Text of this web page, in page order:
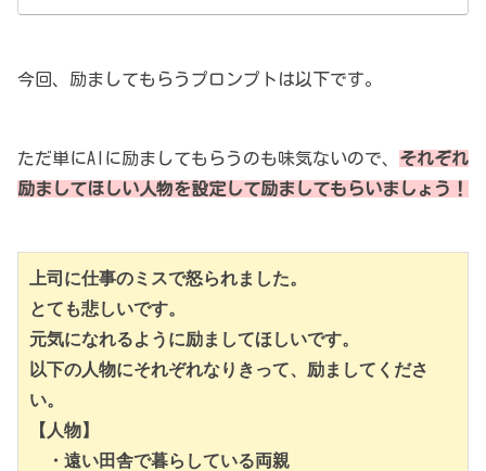
今回、励ましてもらうプロンプトは以下です。
ただ単にAIに励ましてもらうのも味気ないので、 それぞれ
励ましてほしい人物を設定して励ましてもらいましょう！
上司に仕事のミスで怒られました。
とても悲しいです。
元気になれるように励ましてほしいです。
以下の人物にそれぞれなりきって、励ましてくださ
い。
【人物】
・遠い田舎で暮らしている両親